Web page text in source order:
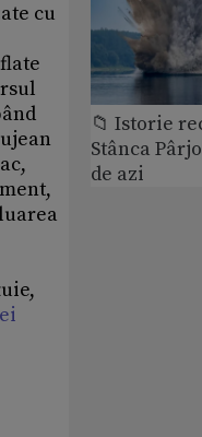
cu
📁 Istorie
Stânca
de azi